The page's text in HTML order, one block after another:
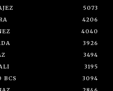
5073
4206
4040
3926
3494
3195
BCS
3094